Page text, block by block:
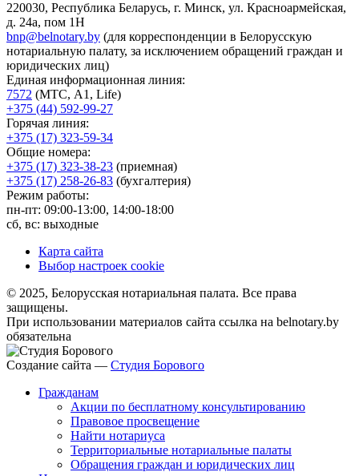
220030, Республика Беларусь, г. Минск, ул. Красноармейская,
д. 24а, пом 1Н
bnp@belnotary.by (для корреспонденции в Белорусскую
нотариальную палату, за исключением обращений граждан и
юридических лиц)
Единая информационная линия:
7572 (МТС, A1, Life)
+375 (44) 592-99-27
Горячая линия:
+375 (17) 323-59-34
Общие номера:
+375 (17) 323-38-23 (приемная)
+375 (17) 258-26-83 (бухгалтерия)
Режим работы:
пн-пт: 09:00-13:00, 14:00-18:00
сб, вс: выходные
Карта сайта
Выбор настроек cookie
© 2025, Белорусская нотариальная палата. Все права
защищены.
При использовании материалов сайта ссылка на belnotary.by
обязательна
Создание сайта — Студия Борового
Гражданам
Акции по бесплатному консультированию
Правовое просвещение
Найти нотариуса
Территориальные нотариальные палаты
Обращения граждан и юридических лиц